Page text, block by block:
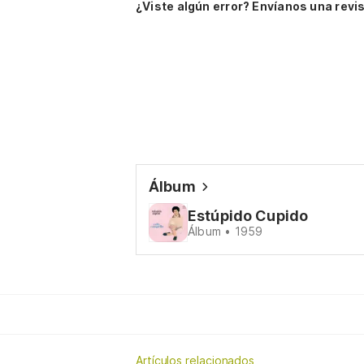
¿Viste algún error? Envíanos una
Álbum
Estúpido Cupido
Álbum • 1959
Artículos relacionados